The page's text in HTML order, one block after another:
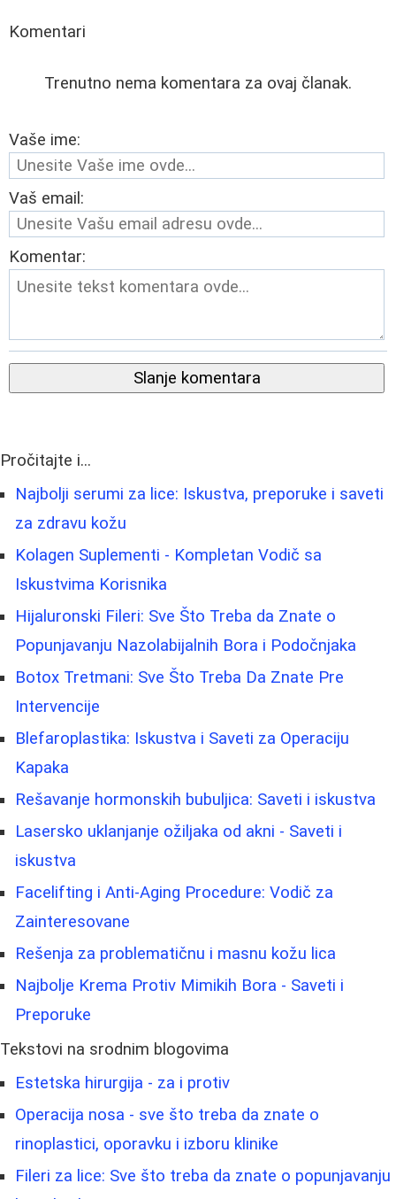
Komentari
Trenutno nema komentara za ovaj članak.
Vaše ime:
Vaš email:
Komentar:
Slanje komentara
Pročitajte i...
Najbolji serumi za lice: Iskustva, preporuke i saveti
za zdravu kožu
Kolagen Suplementi - Kompletan Vodič sa
Iskustvima Korisnika
Hijaluronski Fileri: Sve Što Treba da Znate o
Popunjavanju Nazolabijalnih Bora i Podočnjaka
Botox Tretmani: Sve Što Treba Da Znate Pre
Intervencije
Blefaroplastika: Iskustva i Saveti za Operaciju
Kapaka
Rešavanje hormonskih bubuljica: Saveti i iskustva
Lasersko uklanjanje ožiljaka od akni - Saveti i
iskustva
Facelifting i Anti-Aging Procedure: Vodič za
Zainteresovane
Rešenja za problematičnu i masnu kožu lica
Najbolje Krema Protiv Mimikih Bora - Saveti i
Preporuke
Tekstovi na srodnim blogovima
Estetska hirurgija - za i protiv
Operacija nosa - sve što treba da znate o
rinoplastici, oporavku i izboru klinike
Fileri za lice: Sve što treba da znate o popunjavanju